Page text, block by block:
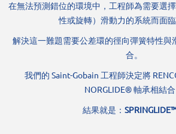
在無法預測錯位的環境中，工程師為需要選
性或旋轉）滑動力的系統而面臨
解決這一難題需要公差環的徑向彈簧特性與
合。
我們的 Saint-Gobain 工程師決定將
NORGLIDE® 軸承相結合
結果就是： SPRINGLIDE™